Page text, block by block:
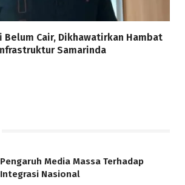
Belum Cair, Dikhawatirkan Hambat
Samarinda
Pengaruh Media Massa Terhadap
Integrasi Nasional